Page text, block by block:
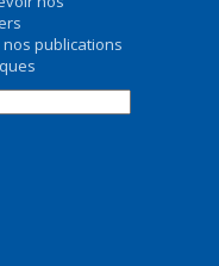
publications